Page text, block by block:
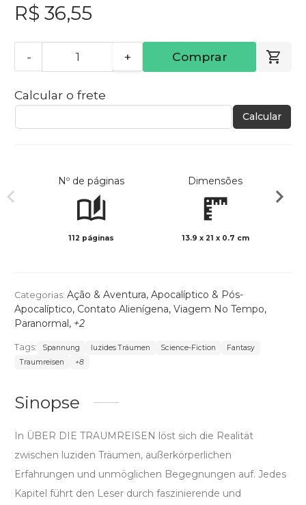
R$ 36,55
- + Comprar
Calcular o frete
Calcular
Nº de páginas
112 páginas
Dimensões
13.9 x 21 x 0.7 cm
Categorias: Ação & Aventura, Apocalíptico & Pós-
Apocalíptico, Contato Alienígena, Viagem No Tempo,
Paranormal, +2
Tags: Spannung luzides Träumen Science-Fiction
Fantasy
Traumreisen
+8
Sinopse
In ÜBER DIE TRAUMREISEN löst sich die Realität
zwischen luziden Träumen, außerkörperlichen
Erfahrungen und unmöglichen Begegnungen auf. Jedes
Kapitel führt den Leser durch faszinierende und